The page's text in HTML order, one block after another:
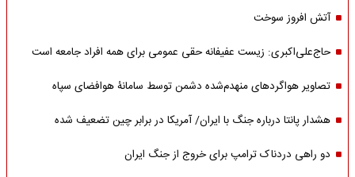
آتش افروز سوخت
حاج‌علی‌اکبری: زیست عفیفانه حقی عمومی برای همه افراد جامعه است
تصاویر هواگردهای منهدم‌شده دشمن توسط سامانۀ هوافضای سپاه
هشدار پانتا درباره جنگ با ایران/ آمریکا در برابر چین تضعیف شده
دو راهی دردناک ترامپ برای خروج از جنگ ایران